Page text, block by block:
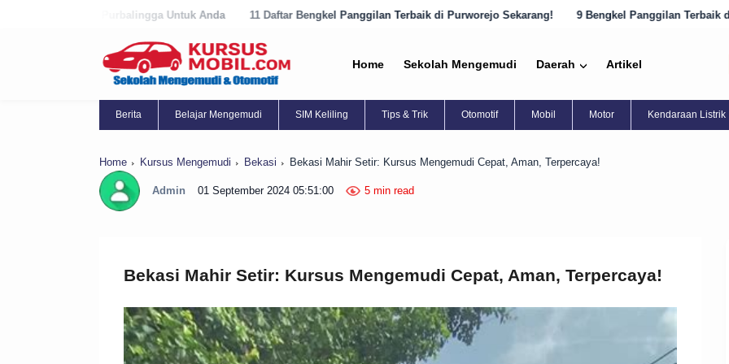
11 Daftar Bengkel Panggilan Terbaik di Purworejo Sekarang! 9 Bengkel Panggilan Terbaik di Semarang yang Harus
Home Sekolah Mengemudi Daerah Artikel
Berita Belajar Mengemudi SIM Keliling Tips & Trik Otomotif Mobil Motor Kendaraan Listrik
Home Kursus Mengemudi Bekasi Bekasi Mahir Setir: Kursus Mengemudi Cepat, Aman, Terpercaya!
Admin 01 September 2024 05:51:00 5 min read
Bekasi Mahir Setir: Kursus Mengemudi Cepat, Aman, Terpercaya!